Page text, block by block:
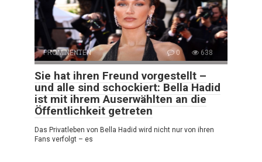
PROMINENTEN 0 638
Sie hat ihren Freund vorgestellt –
und alle sind schockiert: Bella Hadid
ist mit ihrem Auserwählten an die
Öffentlichkeit getreten
Das Privatleben von Bella Hadid wird nicht nur von ihren
Fans verfolgt – es